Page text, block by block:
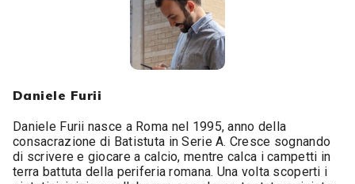
Daniele Furii
Daniele Furii nasce a Roma nel 1995, anno della
consacrazione di Batistuta in Serie A. Cresce sognando
di scrivere e giocare a calcio, mentre calca i campetti in
terra battuta della periferia romana. Una volta scoperti i